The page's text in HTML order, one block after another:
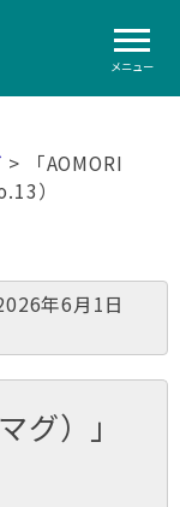
メニュー
> 「AOMORI
）
年6月1日
グ）」